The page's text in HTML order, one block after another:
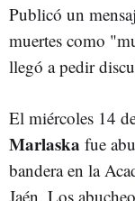
Publicó un
muertes como
llegó a pedir
El miércoles 14
Marlaska fue
bandera en la
Jaén. Los